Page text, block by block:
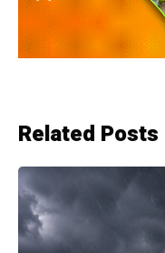
Related Posts